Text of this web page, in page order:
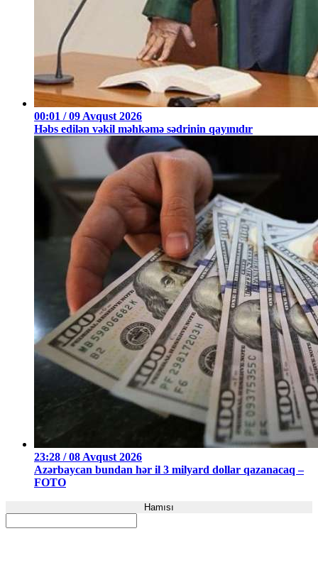
00:01 / 09 Avqust 2026
Həbs edilən vəkil məhkəmə sədrinin qayınıdır
23:28 / 08 Avqust 2026
Azərbaycan bundan hər il 3 milyard dollar qazanacaq –
FOTO
Hamısı